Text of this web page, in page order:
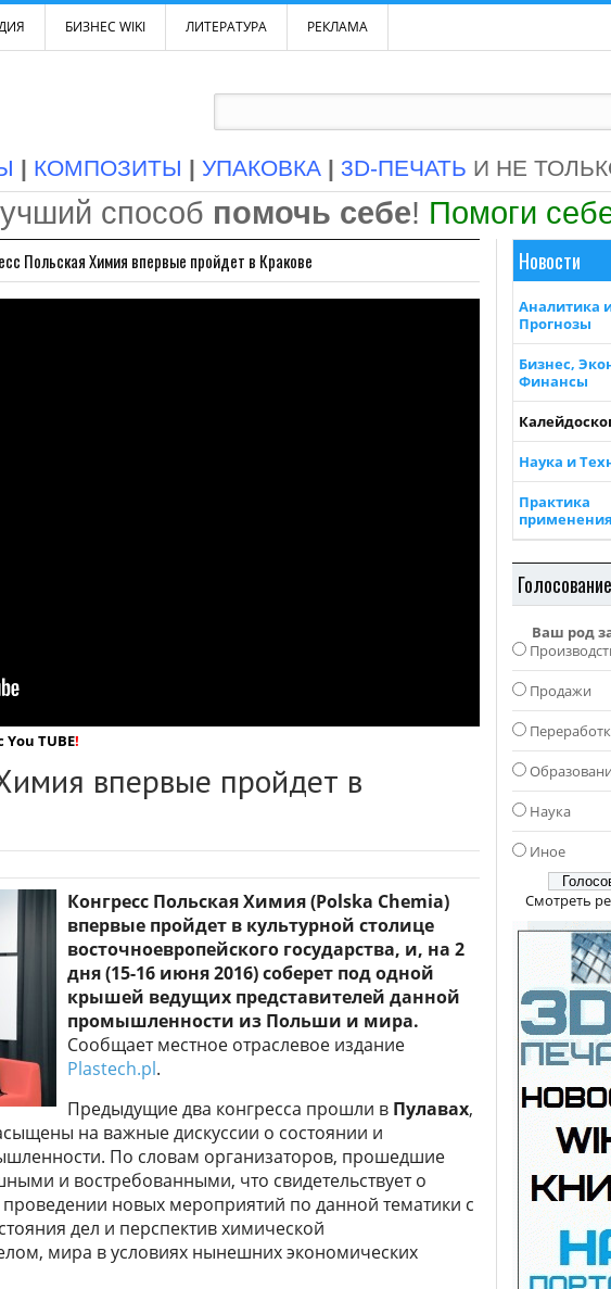
БИЗНЕС WIKI ЛИТЕРАТУРА РЕКЛАМА
| КОМПОЗИТЫ | УПАКОВКА | 3D-ПЕЧАТЬ И НЕ
способ помочь себе! Помоги
Польская Химия впервые пройдет в Кракове
You TUBE!
впервые пройдет в
Конгресс Польская Химия (Polska Chemia)
впервые пройдет в культурной столице
восточноевропейского государства, и, на 2
дня (15-16 июня 2016) соберет под одной
крышей ведущих представителей данной
промышленности из Польши и мира.
Сообщает местное отраслевое издание
Plastech.pl.
Предыдущие два конгресса прошли в Пулавах,
на важные дискуссии о состоянии и
По словам организаторов, прошедшие
и востребованными, что свидетельствует о
новых мероприятий по данной тематики с
дел и перспектив химической
мира в условиях нынешних экономических
Новости
Аналитика
Прогнозы
Бизнес,
Финансы
Наука и
Практика
применения
Голосование
Ваш род
Продажи
Наука
Иное
Смотреть